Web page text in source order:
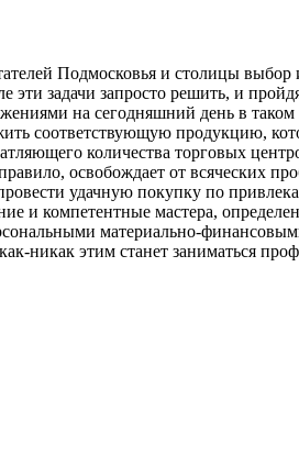
Подмосковья и столицы
эти задачи запросто решить, и
на сегодняшний день в
соответствующую продукцию,
количества торговых
освобождает от всяческих
удачную покупку по
и компетентные мастера,
материально-
никак этим станет заниматься